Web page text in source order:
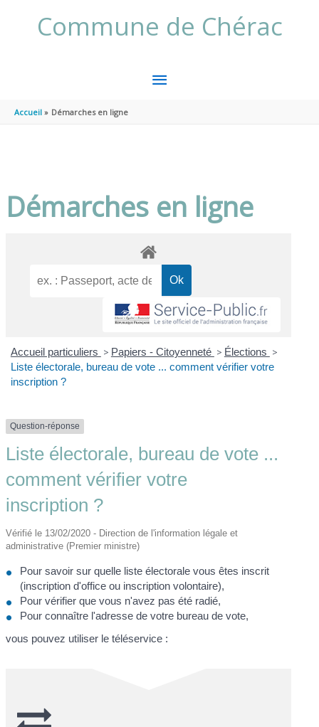
Commune de Chérac
MENU
Accueil Démarches en ligne
Démarches en ligne
Accueil particuliers > Papiers - Citoyenneté > Élections >
Liste électorale, bureau de vote ... comment vérifier votre
inscription ?
Question-réponse
Liste électorale, bureau de vote ...
comment vérifier votre
inscription ?
Vérifié le 13/02/2020 - Direction de l'information légale et
administrative (Premier ministre)
Pour savoir sur quelle liste électorale vous êtes inscrit
(inscription d'office ou inscription volontaire),
Pour vérifier que vous n'avez pas été radié,
Pour connaître l'adresse de votre bureau de vote,
vous pouvez utiliser le téléservice :